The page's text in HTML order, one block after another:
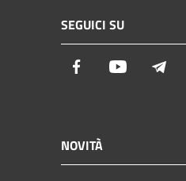
SEGUICI SU
Facebook Youtube
NOVITÀ